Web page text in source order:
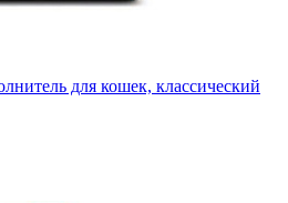
для кошек, классический